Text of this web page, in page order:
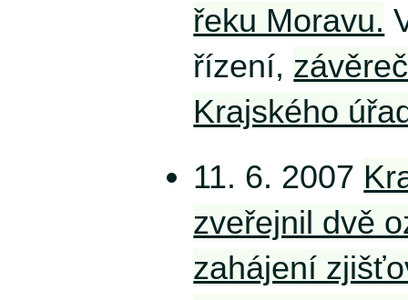
řeku Moravu.
řízení,
Krajského
11. 6. 2007
zveřejnil dvě
zahájení